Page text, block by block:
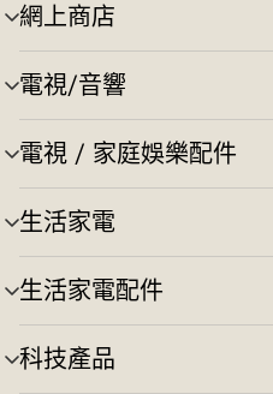
網上商店
選
單
切
換
電視/音響
選
單
切
換
電視 / 家庭娛樂配件
選
單
切
換
生活家電
選
單
切
換
生活家電配件
選
單
切
換
科技產品
選